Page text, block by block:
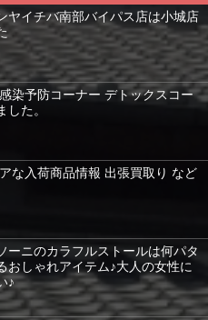
ヤイチバ南部バイパス店は小城店
染予防コーナー デトックスコー
した。
な入荷商品情報 出張買取り など
ーニのカラフルストールは何パタ
おしゃれアイテム♪大人の女性に
♪